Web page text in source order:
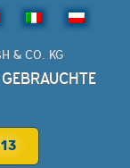
& CO. KG